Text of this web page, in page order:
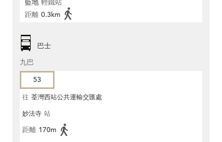
藍地 輕鐵站
距離 0.3km
巴士
九巴
53
往 荃灣西站公共運輸交匯處
妙法寺 站
距離 170m